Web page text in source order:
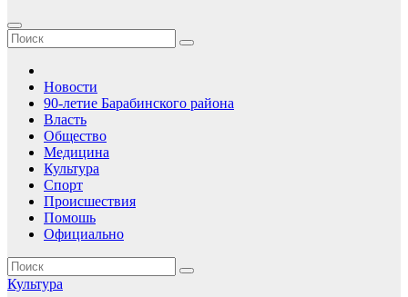
Новости
90-летие Барабинского района
Власть
Общество
Медицина
Культура
Спорт
Происшествия
Помошь
Официально
Культура